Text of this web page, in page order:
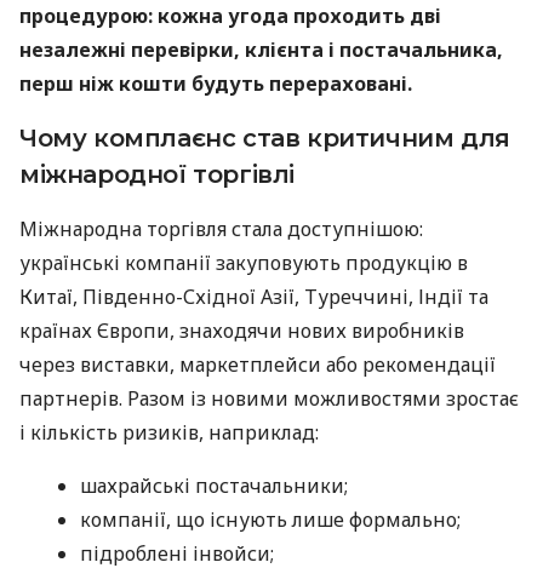
процедурою: кожна угода проходить дві
незалежні перевірки, клієнта і постачальника,
перш ніж кошти будуть перераховані.
Чому комплаєнс став критичним для
міжнародної торгівлі
Міжнародна торгівля стала доступнішою:
українські компанії закуповують продукцію в
Китаї, Південно-Східної Азії, Туреччині, Індії та
країнах Європи, знаходячи нових виробників
через виставки, маркетплейси або рекомендації
партнерів. Разом із новими можливостями зростає
і кількість ризиків, наприклад:
шахрайські постачальники;
компанії, що існують лише формально;
підроблені інвойси;